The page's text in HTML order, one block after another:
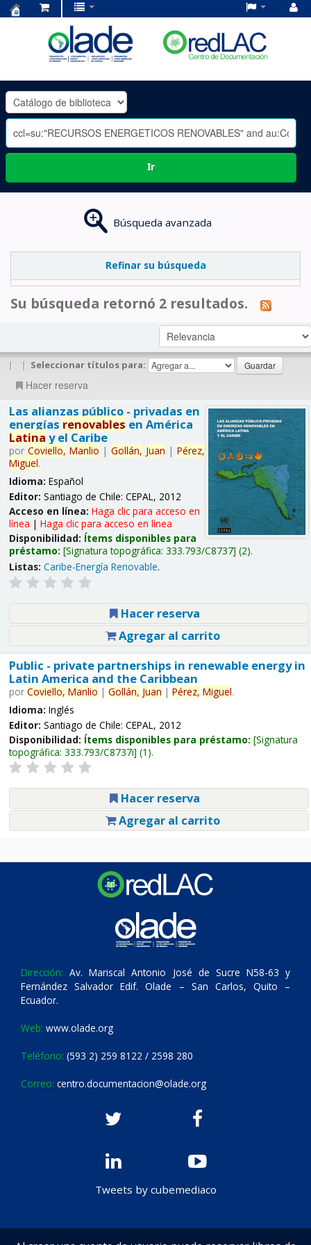
OLADE
-
Ir
Búsqueda avanzada
Refinar su búsqueda
Su búsqueda retornó 2 resultados.
| | Seleccionar títulos para:
Hacer reserva
Las alianzas público - privadas en
energías renovables en América
Latina y el Caribe
por Coviello, Manlio | Gollán, Juan | Pérez,
Miguel.
Idioma: Español
Editor: Santiago de Chile: CEPAL, 2012
Acceso en línea: Haga clic para acceso en
línea | Haga clic para acceso en línea
Disponibilidad: Ítems disponibles para
préstamo: Signatura topográfica: 333.793/C8737 (2).
Listas: Caribe-Energía Renovable.
Hacer reserva
Agregar al carrito
Public - private partnerships in renewable energy in
Latin America and the Caribbean
por Coviello, Manlio | Gollán, Juan | Pérez, Miguel.
Idioma: Inglés
Editor: Santiago de Chile: CEPAL, 2012
Disponibilidad: Ítems disponibles para préstamo: Signatura
topográfica: 333.793/C8737i (1).
Hacer reserva
Agregar al carrito
Dirección: Av. Mariscal Antonio José de Sucre N58-63 y
Fernández Salvador Edif. Olade – San Carlos, Quito –
Ecuador.
Web: www.olade.org
Teléfono: (593 2) 259 8122 / 2598 280
Correo: centro.documentacion@olade.org
Tweets by cubemediaco